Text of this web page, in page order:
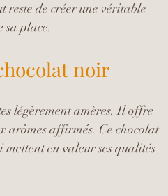
reste de créer une véritable
sa place.
noir
légèrement amères. Il offre
arômes affirmés. Ce chocolat
en valeur ses qualités